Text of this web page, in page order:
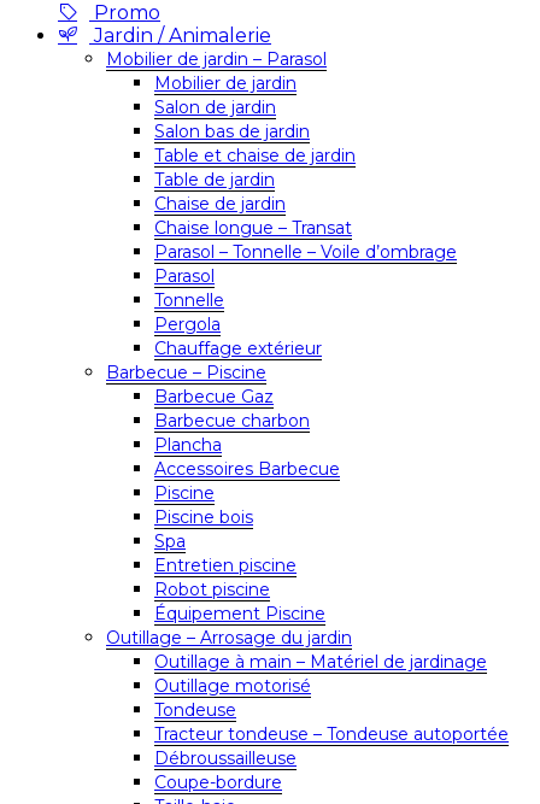
Promo
Jardin / Animalerie
Mobilier de jardin – Parasol
Mobilier de jardin
Salon de jardin
Salon bas de jardin
Table et chaise de jardin
Table de jardin
Chaise de jardin
Chaise longue – Transat
Parasol – Tonnelle – Voile d’ombrage
Parasol
Tonnelle
Pergola
Chauffage extérieur
Barbecue – Piscine
Barbecue Gaz
Barbecue charbon
Plancha
Accessoires Barbecue
Piscine
Piscine bois
Spa
Entretien piscine
Robot piscine
Équipement Piscine
Outillage – Arrosage du jardin
Outillage à main – Matériel de jardinage
Outillage motorisé
Tondeuse
Tracteur tondeuse – Tondeuse autoportée
Débroussailleuse
Coupe-bordure